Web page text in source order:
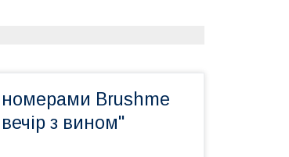
Brushme
з вином"